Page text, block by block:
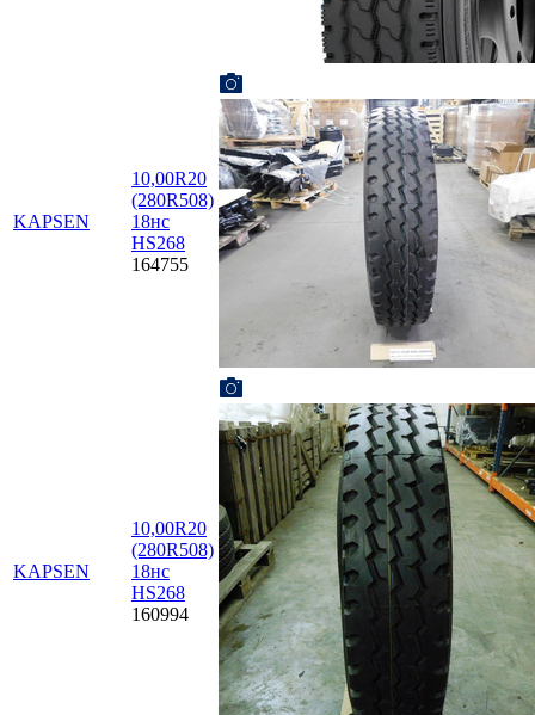
KAPSEN
10,00R20
(280R508)
18нс
HS268
164755
KAPSEN
10,00R20
(280R508)
18нс
HS268
160994